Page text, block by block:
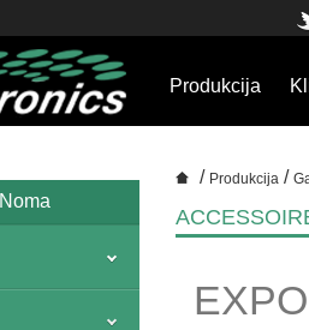
Produkcija
Noma
/ Produkcija /